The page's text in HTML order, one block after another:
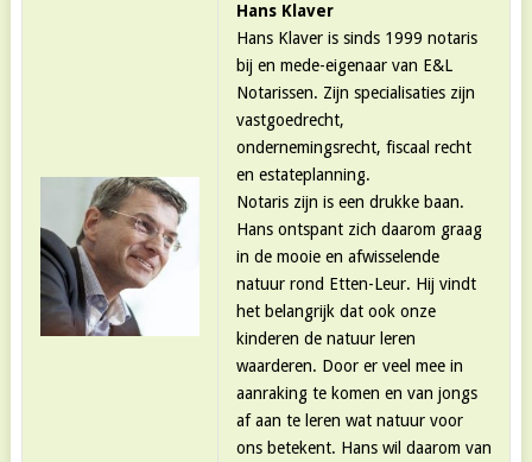
Hans Klaver
Hans Klaver is sinds 1999 notaris
bij en mede-eigenaar van E&L
Notarissen. Zijn specialisaties zijn
vastgoedrecht,
ondernemingsrecht, fiscaal recht
en estateplanning.
Notaris zijn is een drukke baan.
Hans ontspant zich daarom graag
in de mooie en afwisselende
natuur rond Etten-Leur. Hij vindt
het belangrijk dat ook onze
kinderen de natuur leren
waarderen. Door er veel mee in
aanraking te komen en van jongs
af aan te leren wat natuur voor
ons betekent. Hans wil daarom van